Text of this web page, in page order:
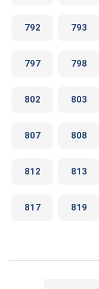
792 793
797 798
802 803
807 808
812 813
817 819